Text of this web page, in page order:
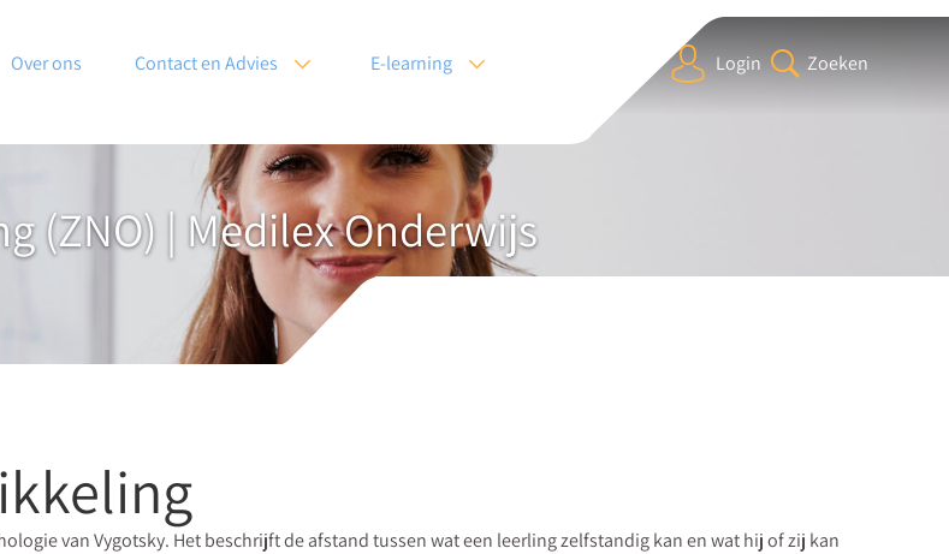
Over ons Contact en Advies E-learning Login Zoeken
(ZNO) | Medilex Onderwijs
van Vygotsky. Het beschrijft de afstand tussen wat een leerling zelfstandig kan en wat hij of zij kan